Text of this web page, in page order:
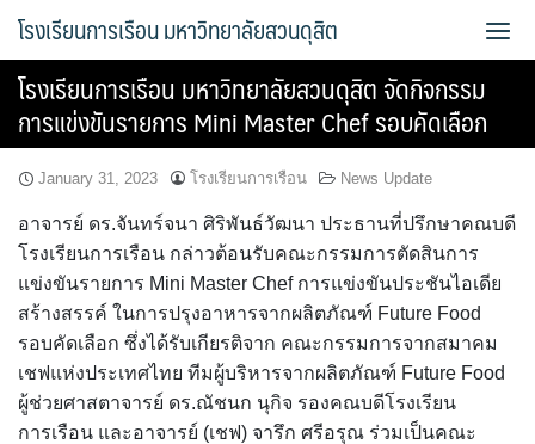
content
Bread Exclusive
Cake Exclusive
main
main2
main3
Sample Page
โรงเรียนการเรือน มหาวิทยาลัยสวนดุสิต
โรงเรียนการเรือน มหาวิทยาลัยสวนดุสิต จัดกิจกรรม
การแข่งขันรายการ Mini Master Chef รอบคัดเลือก
January 31, 2023 โรงเรียนการเรือน News Update
อาจารย์ ดร.จันทร์จนา ศิริพันธ์วัฒนา ประธานที่ปรึกษาคณบดี
โรงเรียนการเรือน กล่าวต้อนรับคณะกรรมการตัดสินการ
แข่งขันรายการ Mini Master Chef การแข่งขันประชันไอเดีย
สร้างสรรค์ ในการปรุงอาหารจากผลิตภัณฑ์ Future Food
รอบคัดเลือก ซึ่งได้รับเกียรติจาก คณะกรรมการจากสมาคม
เชฟแห่งประเทศไทย ทีมผู้บริหารจากผลิตภัณฑ์ Future Food
ผู้ช่วยศาสตาจารย์ ดร.ณัชนก นุกิจ รองคณบดีโรงเรียน
การเรือน และอาจารย์ (เชฟ) จารึก ศรีอรุณ ร่วมเป็นคณะ